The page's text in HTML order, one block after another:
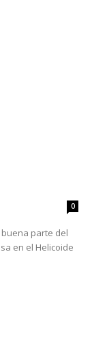
0
buena parte del
en el Helicoide